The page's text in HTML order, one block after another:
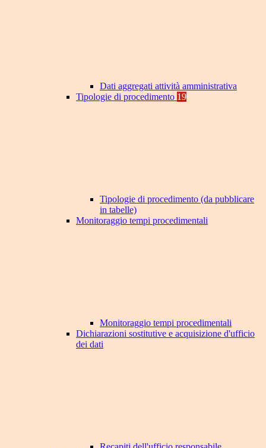
Dati aggregati attività amministrativa
Tipologie di procedimento 19
Tipologie di procedimento (da pubblicare
in tabelle)
Monitoraggio tempi procedimentali
Monitoraggio tempi procedimentali
Dichiarazioni sostitutive e acquisizione d'ufficio
dei dati